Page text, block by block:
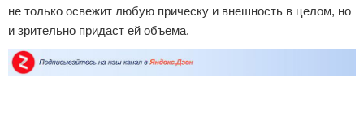
не только освежит любую прическу и внешность в целом, но
и зрительно придаст ей объема.